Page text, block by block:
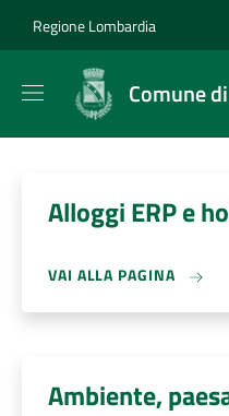
Regione Lombardia
Comune
Alloggi ERP e
VAI ALLA PAGINA
Ambiente,